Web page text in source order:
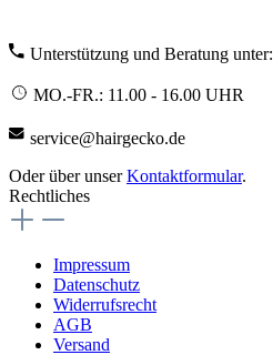
Unterstützung und Beratung unter:
MO.-FR.: 11.00 - 16.00 UHR
service@hairgecko.de
Oder über unserKontaktformular.
Rechtliches
Impressum
Datenschutz
Widerrufsrecht
AGB
Versand